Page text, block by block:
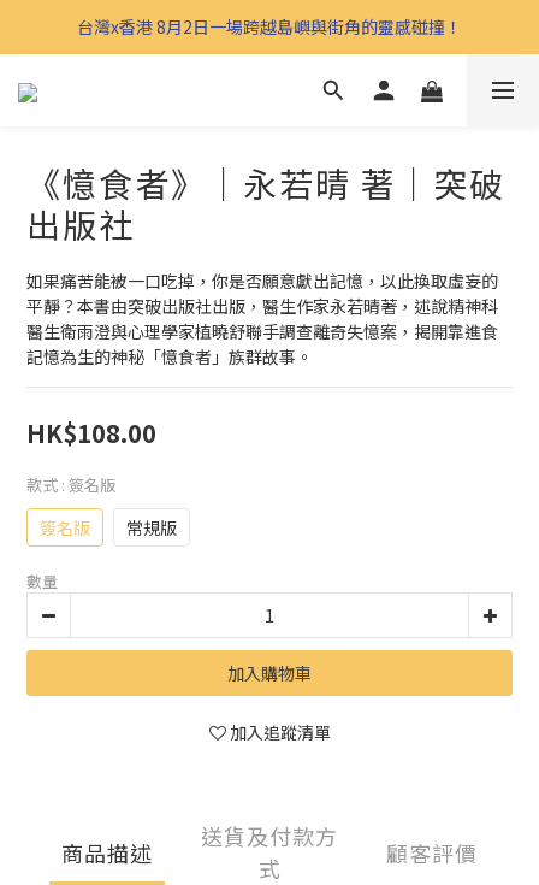
台灣x香港 8月2日一場跨越島嶼與街角的靈感碰撞！
《憶食者》｜永若晴 著｜突破
出版社
如果痛苦能被一口吃掉，你是否願意獻出記憶，以此換取虛妄的
平靜？本書由突破出版社出版，醫生作家永若晴著，述說精神科
醫生衛雨澄與心理學家植曉舒聯手調查離奇失憶案，揭開靠進食
記憶為生的神秘「憶食者」族群故事。
HK$108.00
款式 : 簽名版
簽名版 常規版
數量
加入購物車
加入追蹤清單
商品描述
送貨及付款方
式
顧客評價